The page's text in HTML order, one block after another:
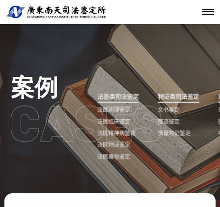
机构简介
发展历程
核心团队
机构文化
分支机构
鉴定范围
鉴定指南
法规标准
法医类鉴定
物证类鉴定
声像资料类
文件形成时
间鉴定
南天动态
通知公告
行业动态
中心简介
开放课题
联系我们
案例